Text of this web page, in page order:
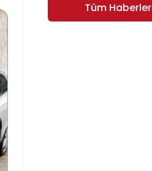
Tüm Haberler